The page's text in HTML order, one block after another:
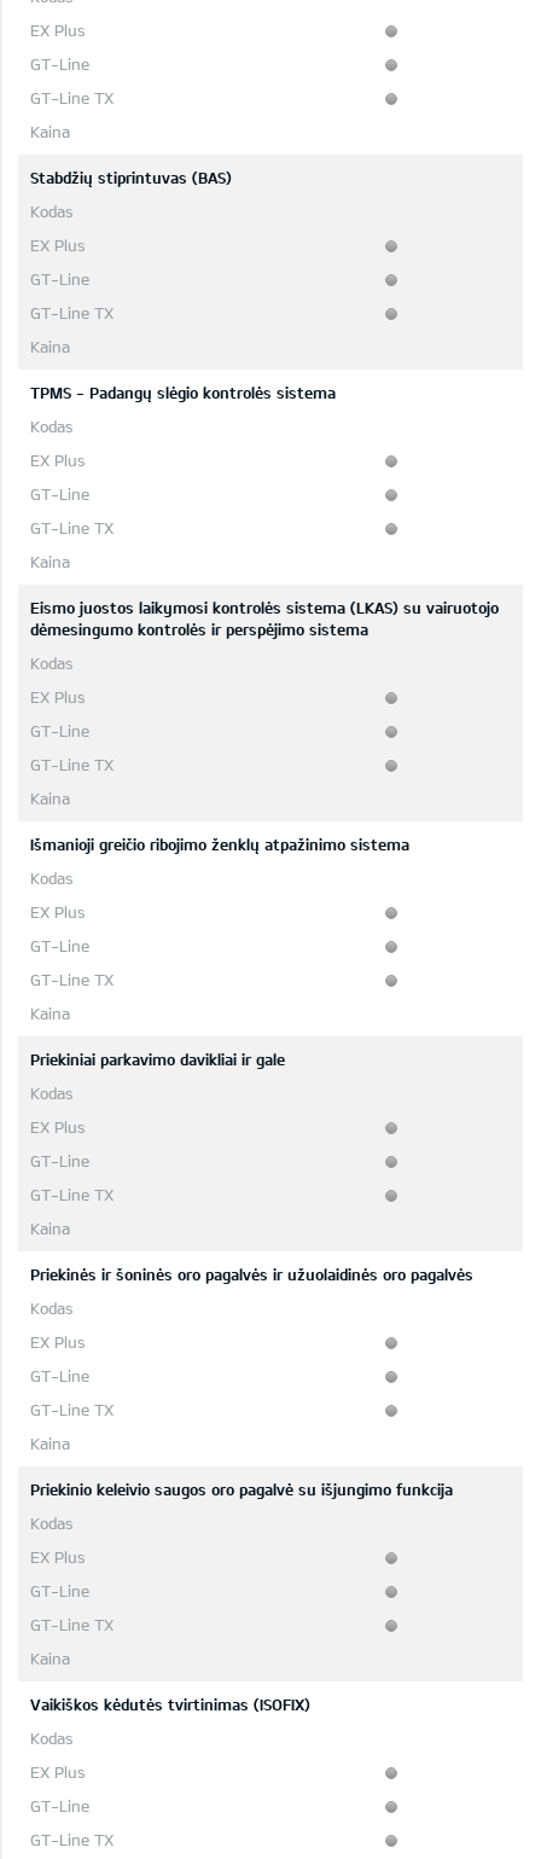
Stabdžių stiprintuvas (BAS)
TPMS - Padangų slėgio kontrolės sistema
Eismo juostos laikymosi kontrolės sistema (LKAS) su vairuotojo
dėmesingumo kontrolės ir perspėjimo sistema
Išmanioji greičio ribojimo ženklų atpažinimo sistema
Priekiniai parkavimo davikliai ir gale
Priekinės ir šoninės oro pagalvės ir užuolaidinės oro pagalvės
Priekinio keleivio saugos oro pagalvė su išjungimo funkcija
Vaikiškos kėdutės tvirtinimas (ISOFIX)